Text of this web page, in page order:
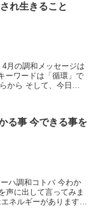
れ生きること
ーワードは「循環」で
今日の
る事 今できる事を
和コトバ 今わか
ネルギーがあります。